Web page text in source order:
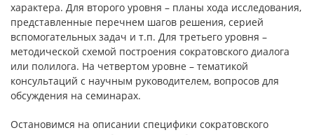
характера. Для второго уровня – планы хода исследования,
представленные перечнем шагов решения, серией
вспомогательных задач и т.п. Для третьего уровня –
методической схемой построения сократовского диалога
или полилога. На четвертом уровне – тематикой
консультаций с научным руководителем, вопросов для
обсуждения на семинарах.
Остановимся на описании специфики сократовского